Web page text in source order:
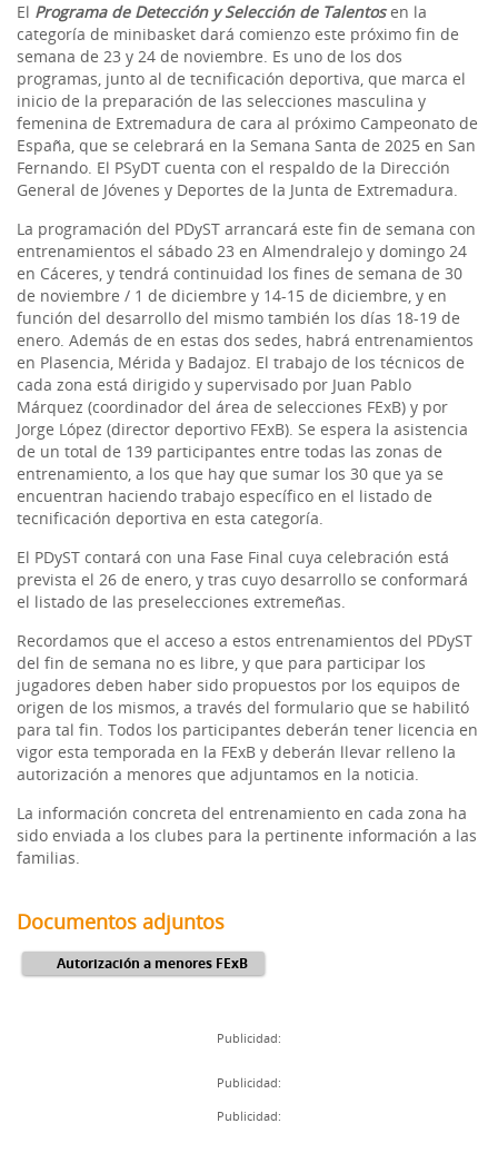
El Programa de Detección y Selección de Talentosen la
categoría de minibasket dará comienzo este próximo fin de
semana de 23 y 24 de noviembre. Es uno de los dos
programas, junto al de tecnificación deportiva, que marca el
inicio de la preparación de las selecciones masculina y
femenina de Extremadura de cara al próximo Campeonato de
España, que se celebrará en la Semana Santa de 2025 en San
Fernando. El PSyDT cuenta con el respaldo de la Dirección
General de Jóvenes y Deportes de la Junta de Extremadura.
La programación del PDyST arrancará este fin de semana con
entrenamientos el sábado 23 en Almendralejo y domingo 24
en Cáceres, y tendrá continuidad los fines de semana de 30
de noviembre / 1 de diciembre y 14-15 de diciembre, y en
función del desarrollo del mismo también los días 18-19 de
enero. Además de en estas dos sedes, habrá entrenamientos
en Plasencia, Mérida y Badajoz. El trabajo de los técnicos de
cada zona está dirigido y supervisado por Juan Pablo
Márquez (coordinador del área de selecciones FExB) y por
Jorge López (director deportivo FExB). Se espera la asistencia
de un total de 139 participantes entre todas las zonas de
entrenamiento, a los que hay que sumar los 30 que ya se
encuentran haciendo trabajo específico en el listado de
tecnificación deportiva en esta categoría.
El PDyST contará con una Fase Final cuya celebración está
prevista el 26 de enero, y tras cuyo desarrollo se conformará
el listado de las preselecciones extremeñas.
Recordamos que el acceso a estos entrenamientos del PDyST
del fin de semana no es libre, y que para participar los
jugadores deben haber sido propuestos por los equipos de
origen de los mismos, a través del formulario que se habilitó
para tal fin. Todos los participantes deberán tener licencia en
vigor esta temporada en la FExB y deberán llevar relleno la
autorización a menores que adjuntamos en la noticia.
La información concreta del entrenamiento en cada zona ha
sido enviada a los clubes para la pertinente información a las
familias.
Documentos adjuntos
Autorización a menores FExB
Publicidad:
Publicidad:
Publicidad: